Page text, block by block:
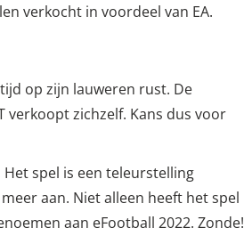
verkocht in voordeel van EA.
op zijn lauweren rust. De
verkoopt zichzelf. Kans dus voor
spel is een teleurstelling
aan. Niet alleen heeft het spel
aan eFootball 2022. Zonde!